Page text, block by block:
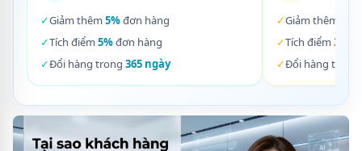
✓Giảm thêm 5%đơn hàng
✓Tích điểm 5%đơn hàng
✓Đổi hàng trong 365 ngày
✓Giảm thêm
✓Tích điểm 3%
✓Đổi hàng trong